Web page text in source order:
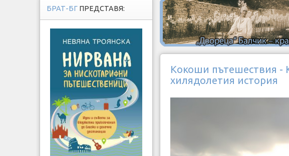
Кокоши пътешествия -
хилядолетия история
БРАТ-БГ ПРЕДСТАВЯ: